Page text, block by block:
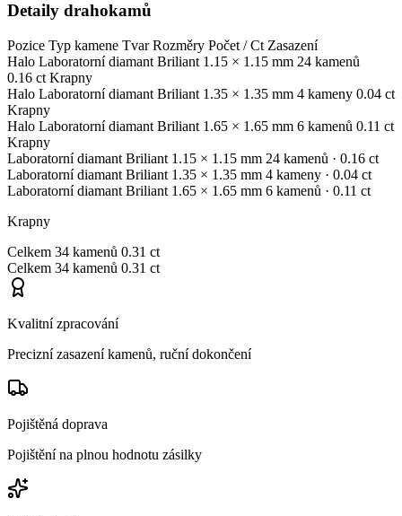
Detaily drahokamů
Pozice Typ kamene Tvar Rozměry Počet / Ct Zasazení
Halo Laboratorní diamant Briliant 1.15 × 1.15 mm 24 kamenů
0.16 ct Krapny
Halo Laboratorní diamant Briliant 1.35 × 1.35 mm 4 kameny 0.04 ct
Krapny
Halo Laboratorní diamant Briliant 1.65 × 1.65 mm 6 kamenů 0.11 ct
Krapny
Laboratorní diamant Briliant 1.15 × 1.15 mm 24 kamenů · 0.16 ct
Laboratorní diamant Briliant 1.35 × 1.35 mm 4 kameny · 0.04 ct
Laboratorní diamant Briliant 1.65 × 1.65 mm 6 kamenů · 0.11 ct
Krapny
Celkem 34 kamenů 0.31 ct
Celkem 34 kamenů 0.31 ct
Kvalitní zpracování
Precizní zasazení kamenů, ruční dokončení
Pojištěná doprava
Pojištění na plnou hodnotu zásilky